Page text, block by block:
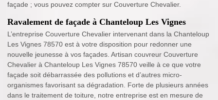
façade ; vous pouvez compter sur Couverture Chevalier.
Ravalement de façade à Chanteloup Les Vignes
L’entreprise Couverture Chevalier intervenant dans la Chanteloup
Les Vignes 78570 est à votre disposition pour redonner une
nouvelle jeunesse à vos façades. Artisan couvreur Couverture
Chevalier à Chanteloup Les Vignes 78570 veille à ce que votre
façade soit débarrassée des pollutions et d’autres micro-
organismes favorisant sa dégradation. Forte de plusieurs années
dans le traitement de toiture, notre entreprise est en mesure de